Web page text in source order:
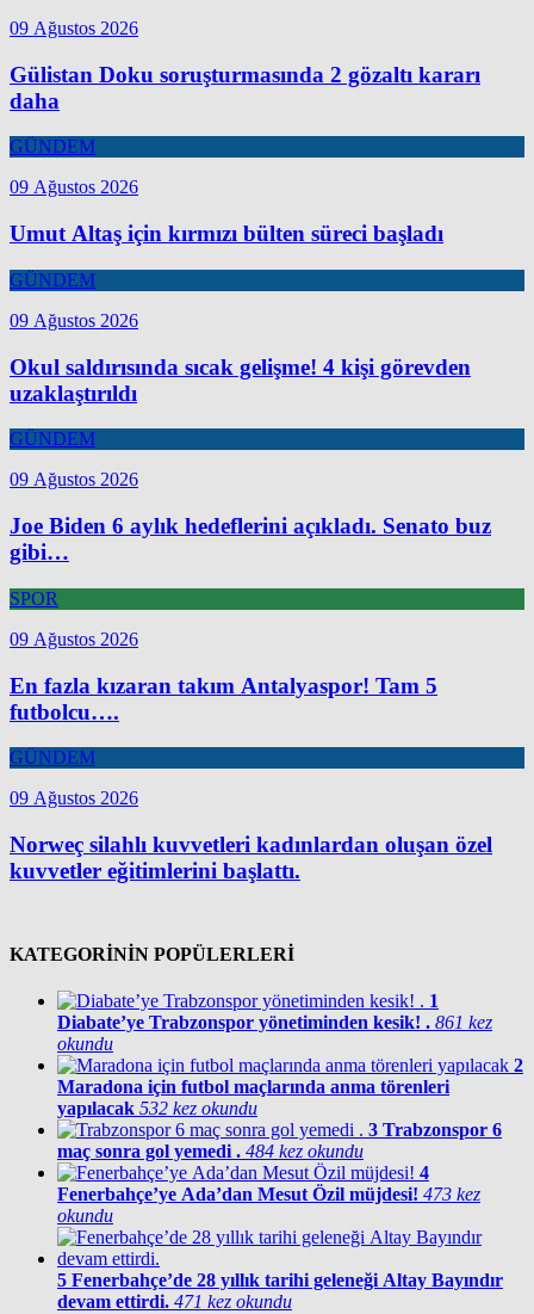
09 Ağustos 2026
Gülistan Doku soruşturmasında 2 gözaltı kararı
daha
GÜNDEM
09 Ağustos 2026
Umut Altaş için kırmızı bülten süreci başladı
GÜNDEM
09 Ağustos 2026
Okul saldırısında sıcak gelişme! 4 kişi görevden
uzaklaştırıldı
GÜNDEM
09 Ağustos 2026
Joe Biden 6 aylık hedeflerini açıkladı. Senato buz
gibi…
SPOR
09 Ağustos 2026
En fazla kızaran takım Antalyaspor! Tam 5
futbolcu….
GÜNDEM
09 Ağustos 2026
Norweç silahlı kuvvetleri kadınlardan oluşan özel
kuvvetler eğitimlerini başlattı.
KATEGORİNİN POPÜLERLERİ
1
Diabate’ye Trabzonspor yönetiminden kesik! . 861 kez
okundu
2
Maradona için futbol maçlarında anma törenleri
yapılacak 532 kez okundu
3 Trabzonspor 6
maç sonra gol yemedi . 484 kez okundu
4
Fenerbahçe’ye Ada’dan Mesut Özil müjdesi! 473 kez
okundu
5 Fenerbahçe’de 28 yıllık tarihi geleneği Altay Bayındır
devam ettirdi. 471 kez okundu